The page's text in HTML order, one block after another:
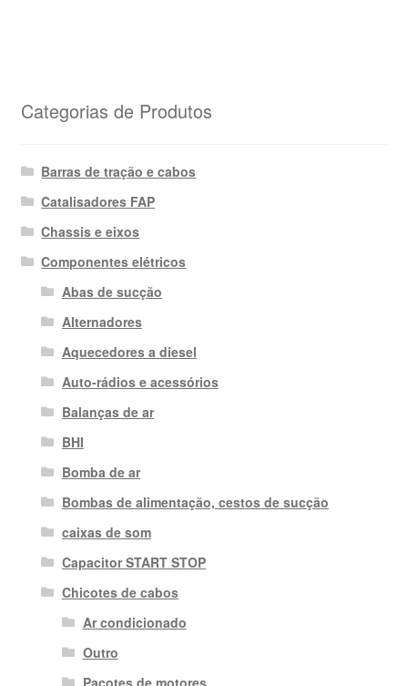
Categorias de Produtos
Barras de tração e cabos
Catalisadores FAP
Chassis e eixos
Componentes elétricos
Abas de sucção
Alternadores
Aquecedores a diesel
Auto-rádios e acessórios
Balanças de ar
BHI
Bomba de ar
Bombas de alimentação, cestos de sucção
caixas de som
Capacitor START STOP
Chicotes de cabos
Ar condicionado
Outro
Pacotes de motores